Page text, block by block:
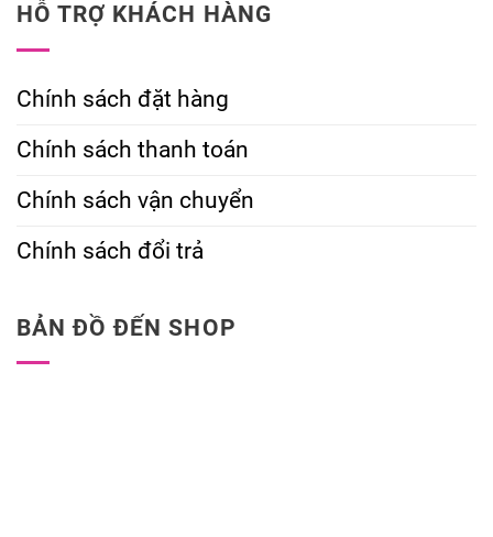
HỖ TRỢ KHÁCH HÀNG
Chính sách đặt hàng
Chính sách thanh toán
Chính sách vận chuyển
Chính sách đổi trả
BẢN ĐỒ ĐẾN SHOP